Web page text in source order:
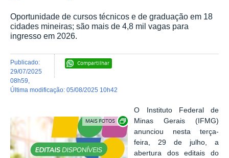
Oportunidade de cursos técnicos e de graduação em 18
cidades mineiras; são mais de 4,8 mil vagas para
ingresso em 2026.
Compartilhar
publicado:
29/07/2025
08h59
última modificação: 05/08/2025 10h42
Exibir carrossel de imagens
O Instituto Federal de
Minas Gerais (IFMG)
anunciou nesta terça-
feira, 29 de julho, a
abertura dos editais do